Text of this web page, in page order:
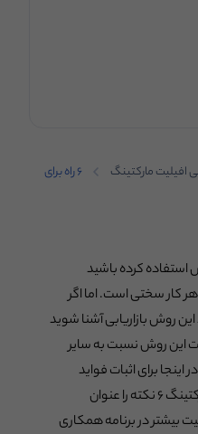
مارکتینگ
۶ راه برای
استفاده کرده باشید
کار سختی است. اما اگر
روش بازاریابی آشنا شوید
این روش نسبت به سایر
برای اثبات فواید
همکاری در فروش یا افیلیت مارکتینگ ۶ نکته را عنوان
بیشتر در برنامه همکاری